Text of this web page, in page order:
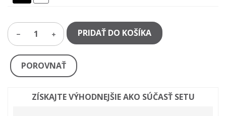
1 PRIDAŤ DO KOŠÍKA
POROVNAŤ
ZÍSKAJTE VÝHODNEJŠIE AKO SÚČASŤ SETU